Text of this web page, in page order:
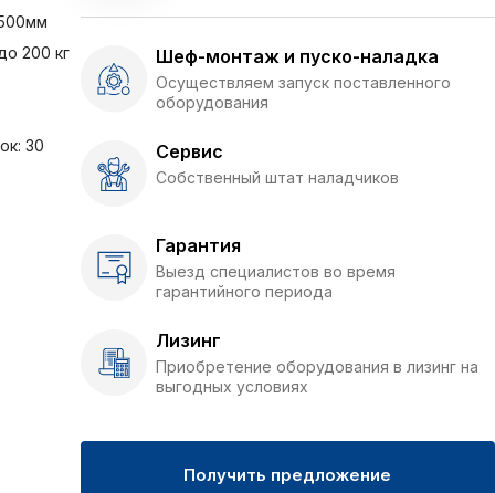
200 кг
30
Шеф-монтаж и пуско-наладка
Осуществляем запуск поставленного
оборудования
Сервис
Собственный штат наладчиков
Гарантия
Выезд специалистов во время
гарантийного периода
Лизинг
Приобретение оборудования в лизинг на
выгодных условиях
Получить предложение